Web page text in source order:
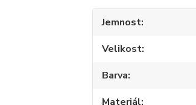
Jemnost
Velikost
Barva
Materiál